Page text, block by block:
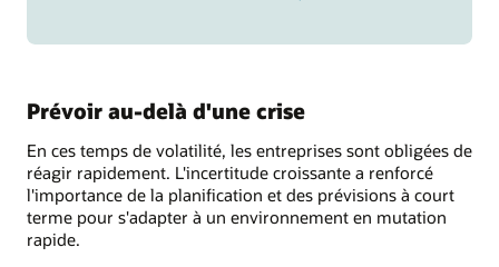
Prévoir au-delà d'une crise
En ces temps de volatilité, les entreprises sont obligées de
réagir rapidement. L'incertitude croissante a renforcé
l'importance de la planification et des prévisions à court
terme pour s'adapter à un environnement en mutation
rapide.